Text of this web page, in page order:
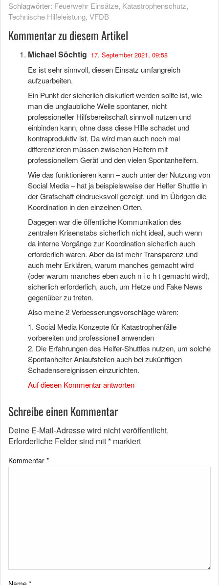
Schlagwörter: Feuerwehr Einsätze, Katastrophenschutz,
Technische Hilfeleistung, VFDB
Kommentar zu diesem Artikel
Michael Söchtig 17. September 2021, 09:58
Es ist sehr sinnvoll, diesen Einsatz umfangreich
aufzuarbeiten.
Ein Punkt der sicherlich diskutiert werden sollte ist, wie
man die unglaubliche Welle spontaner, nicht
professioneller Hilfsbereitschaft sinnvoll nutzen und
einbinden kann, ohne dass diese Hilfe schadet und
kontraproduktiv ist. Da wird man auch noch mal
differenzieren müssen zwischen Helfern mit
professionellem Gerät und den vielen Spontanhelfern.
Wie das funktionieren kann – auch unter der Nutzung von
Social Media – hat ja beispielsweise der Helfer Shuttle in
der Grafschaft eindrucksvoll gezeigt, und im Übrigen die
Koordination in den einzelnen Orten.
Dagegen war die öffentliche Kommunikation des
zentralen Krisenstabs sicherlich nicht ideal, auch wenn
da interne Vorgänge zur Koordination sicherlich auch
erforderlich waren. Aber da ist mehr Transparenz und
auch mehr Erklären, warum manches gemacht wird
(oder warum manches eben auch n i c h t gemacht wird),
sicherlich erforderlich, auch, um Hetze und Fake News
gegenüber zu treten.
Also meine 2 Verbesserungsvorschläge wären:
1. Social Media Konzepte für Katastrophenfälle
vorbereiten und professionell anwenden
2. Die Erfahrungen des Helfer-Shuttles nutzen, um solche
Spontanhelfer-Anlaufstellen auch bei zukünftigen
Schadensereignissen einzurichten.
Auf diesen Kommentar antworten
Schreibe einen Kommentar
Deine E-Mail-Adresse wird nicht veröffentlicht.
Erforderliche Felder sind mit* markiert
Kommentar *